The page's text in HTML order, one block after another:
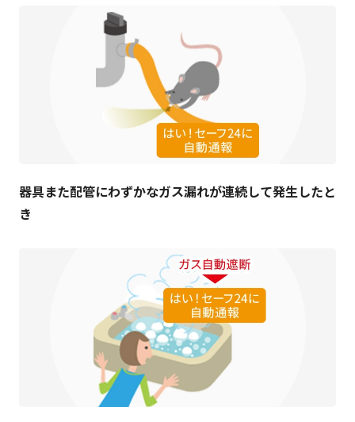
器具また配管にわずかなガス漏れが連続して発生したと
き